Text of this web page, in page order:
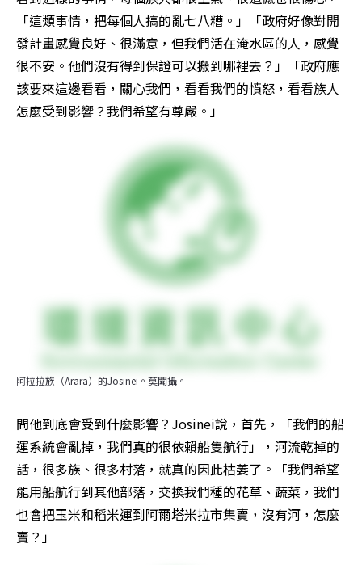
「這類事情，把每個人搞的亂七八糟。」「政府好像對開
發計畫感覺良好、很滿意，但我們活在淹水區的人，感覺
很不安。他們沒有得到保證可以搬到哪裡去？」「政府應
該要來這邊看看，關心我們，看看我們的憤怒，看看族人
怎麼受到影響？我們希望有尊嚴。」
阿拉拉族（Arara）的Josinei。莫聞攝。
問他到底會受到什麼影響？Josinei說，首先，「我們的船
運系統會亂掉，我們真的很依賴船隻航行」，河流乾掉的
話，很多族、很多村落，就真的因此枯萎了。「我們希望
能用船航行到其他部落，交換我們種的花草、蔬菜，我們
也會把玉米和稻米運到阿爾塔米拉市集賣，沒有河，怎麼
賣？」